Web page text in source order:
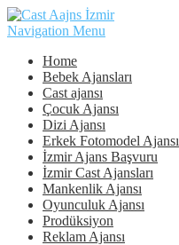
Navigation Menu
Home
Bebek Ajansları
Cast ajansı
Çocuk Ajansı
Dizi Ajansı
Erkek Fotomodel Ajansı
İzmir Ajans Başvuru
İzmir Cast Ajansları
Mankenlik Ajansı
Oyunculuk Ajansı
Prodüksiyon
Reklam Ajansı